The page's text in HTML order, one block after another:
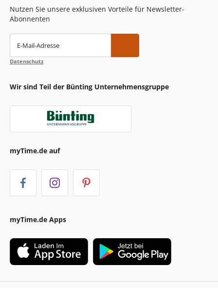
Nutzen Sie unsere exklusiven Vorteile für Newsletter-
Abonnenten
E-Mail-Adresse
Datenschutz
Wir sind Teil der Bünting Unternehmensgruppe
myTime.de auf
myTime.de Apps